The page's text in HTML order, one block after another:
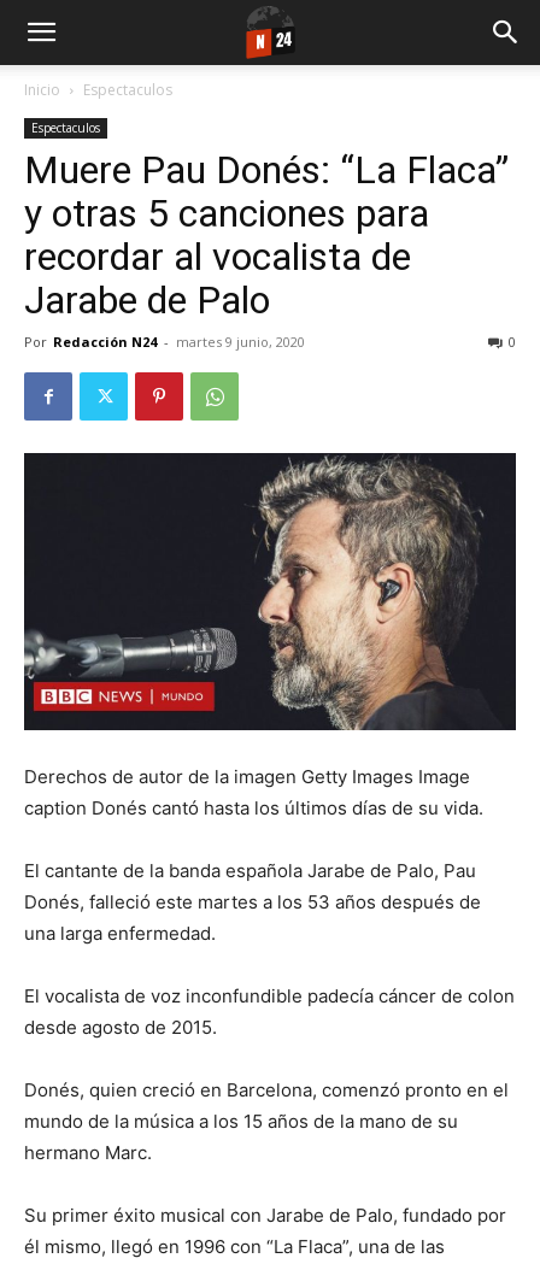
Inicio Espectaculos
Espectaculos
Muere Pau Donés: “La Flaca”
y otras 5 canciones para
recordar al vocalista de
Jarabe de Palo
Por Redacción N24 - martes 9 junio, 2020 0
Derechos de autor de la imagen Getty Images Image
caption Donés cantó hasta los últimos días de su vida.
El cantante de la banda española Jarabe de Palo, Pau
Donés, falleció este martes a los 53 años después de
una larga enfermedad.
El vocalista de voz inconfundible padecía cáncer de colon
desde agosto de 2015.
Donés, quien creció en Barcelona, comenzó pronto en el
mundo de la música a los 15 años de la mano de su
hermano Marc.
Su primer éxito musical con Jarabe de Palo, fundado por
él mismo, llegó en 1996 con “La Flaca”, una de las